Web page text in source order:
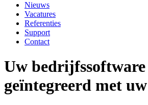
Nieuws
Vacatures
Referenties
Support
Contact
Uw bedrijfssoftware
geïntegreerd met